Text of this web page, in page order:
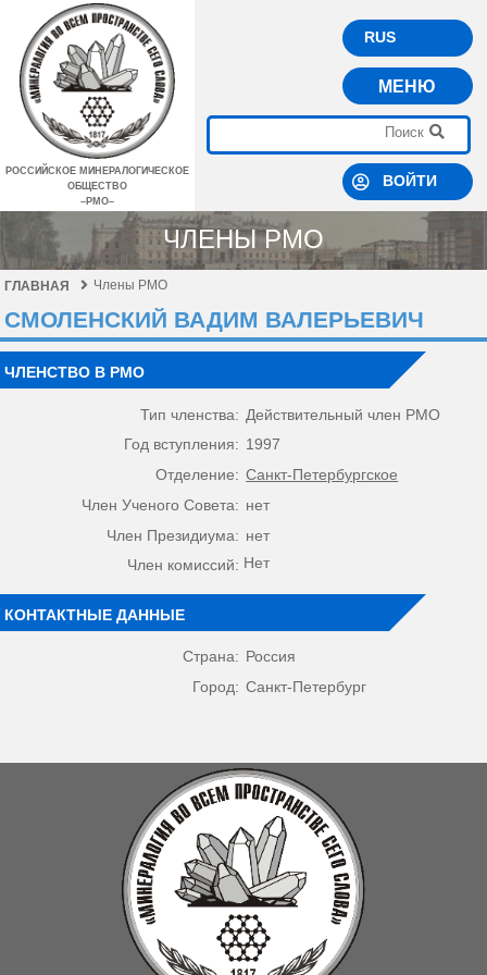
РОССИЙСКОЕ МИНЕРАЛОГИЧЕСКОЕ
ОБЩЕСТВО
–РМО–
RUS
МЕНЮ
ВОЙТИ
ЧЛЕНЫ РМО
ГЛАВНАЯ Члены РМО
СМОЛЕНСКИЙ ВАДИМ ВАЛЕРЬЕВИЧ
ЧЛЕНСТВО В РМО
Тип членства: Действительный член РМО
Год вступления: 1997
Отделение: Санкт-Петербургское
Член Ученого Совета: нет
Член Президиума: нет
Член комиссий: Нет
КОНТАКТНЫЕ ДАННЫЕ
Страна: Россия
Город: Санкт-Петербург